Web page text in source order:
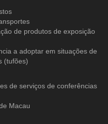
de produtos de exposição
a adoptar em situações de
(tufões)
de serviços de conferências
Macau